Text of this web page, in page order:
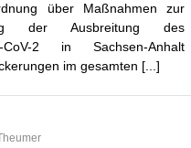
über Maßnahmen zur
der Ausbreitung des
CoV-2 in Sachsen-Anhalt
im gesamten [...]